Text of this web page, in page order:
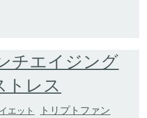
チエイジング
トレス
エット トリプトファン